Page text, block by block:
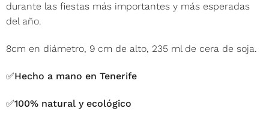
durante las fiestas más importantes y más esperadas
del año.
8cm en diámetro, 9 cm de alto, 235 ml de cera de soja.
✅Hecho a mano en Tenerife
✅100% natural y ecológico